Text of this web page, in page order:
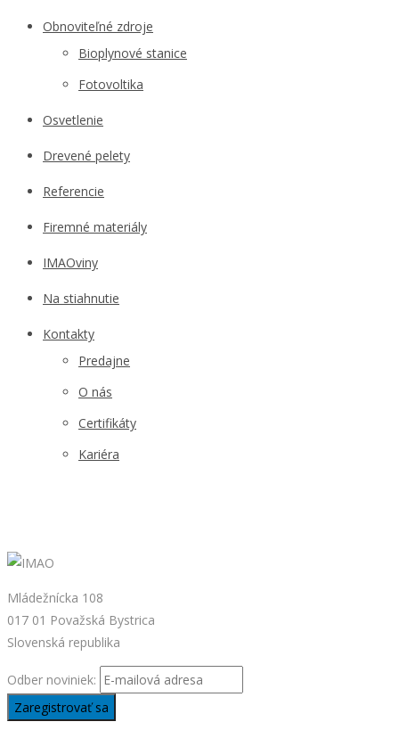
Obnoviteľné zdroje
Bioplynové stanice
Fotovoltika
Osvetlenie
Drevené pelety
Referencie
Firemné materiály
IMAOviny
Na stiahnutie
Kontakty
Predajne
O nás
Certifikáty
Kariéra
Mládežnícka 108
017 01 Považská Bystrica
Slovenská republika
Odber noviniek: